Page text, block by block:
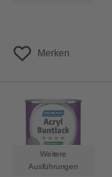
Merken
Weitere
Ausführungen